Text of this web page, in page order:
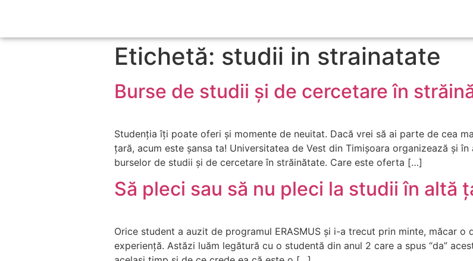
Etichetă: studii in strainatate
Burse de studii și de cercetare în
Studenția îți poate oferi și momente de neuitat. Dacă vrei să ai parte de cea
țară, acum este șansa ta! Universitatea de Vest din Timișoara organizează și
burselor de studii și de cercetare în străinătate. Care este oferta […]
Să pleci sau să nu pleci la studii în altă
Orice student a auzit de programul ERASMUS și i-a trecut prin minte, măcar o
experiență. Astăzi luăm legătură cu o studentă din anul 2 care a spus “da”